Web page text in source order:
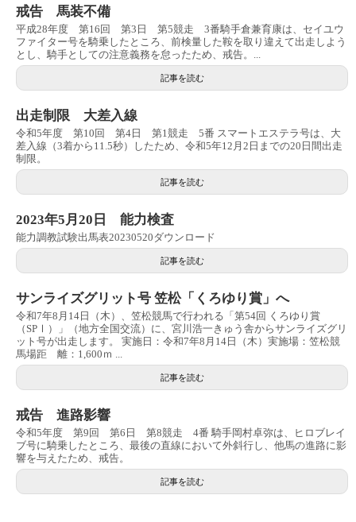
戒告 馬装不備
平成28年度 第16回 第3日 第5競走 3番騎手倉兼育康は、セイユウ
ファイター号を騎乗したところ、前検量した鞍を取り違えて出走しよう
とし、騎手としての注意義務を怠ったため、戒告。...
記事を読む
出走制限 大差入線
令和5年度 第10回 第4日 第1競走 5番 スマートエステラ号は、大
差入線（3着から11.5秒）したため、令和5年12月2日までの20日間出走
制限。
記事を読む
2023年5月20日 能力検査
能力調教試験出馬表20230520ダウンロード
記事を読む
サンライズグリット号 笠松「くろゆり賞」へ
令和7年8月14日（木）、笠松競馬で行われる「第54回 くろゆり賞
（SPⅠ）」（地方全国交流）に、宮川浩一きゅう舎からサンライズグリ
ット号が出走します。 実施日：令和7年8月14日（木）実施場：笠松競
馬場距 離：1,600ｍ ...
記事を読む
戒告 進路影響
令和5年度 第9回 第6日 第8競走 4番 騎手岡村卓弥は、ヒロブレイ
ブ号に騎乗したところ、最後の直線において外斜行し、他馬の進路に影
響を与えたため、戒告。
記事を読む